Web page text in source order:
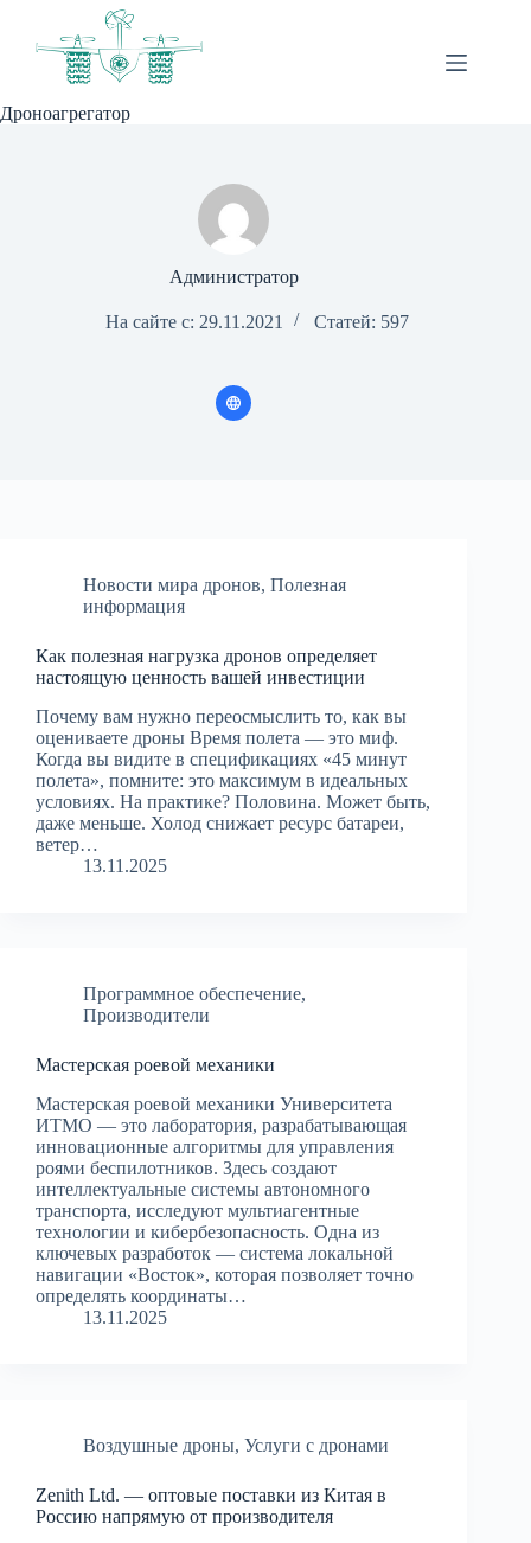
Дроноагрегатор
Администратор
На сайте с: 29.11.2021 Статей: 597
Новости мира дронов, Полезная
информация
Как полезная нагрузка дронов определяет
настоящую ценность вашей инвестиции
Почему вам нужно переосмыслить то, как вы
оцениваете дроны Время полета — это миф.
Когда вы видите в спецификациях «45 минут
полета», помните: это максимум в идеальных
условиях. На практике? Половина. Может быть,
даже меньше. Холод снижает ресурс батареи,
ветер…
13.11.2025
Программное обеспечение,
Производители
Мастерская роевой механики
Мастерская роевой механики Университета
ИТМО — это лаборатория, разрабатывающая
инновационные алгоритмы для управления
роями беспилотников. Здесь создают
интеллектуальные системы автономного
транспорта, исследуют мультиагентные
технологии и кибербезопасность. Одна из
ключевых разработок — система локальной
навигации «Восток», которая позволяет точно
определять координаты…
13.11.2025
Воздушные дроны, Услуги с дронами
Zenith Ltd. — оптовые поставки из Китая в
Россию напрямую от производителя